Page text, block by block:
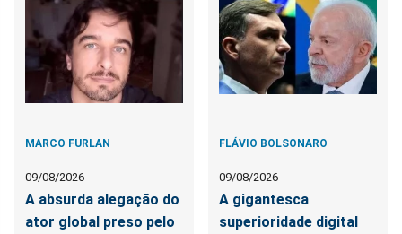
MARCO FURLAN
09/08/2026
A absurda alegação do
ator global preso pelo
FLÁVIO BOLSONARO
09/08/2026
A gigantesca
superioridade digital